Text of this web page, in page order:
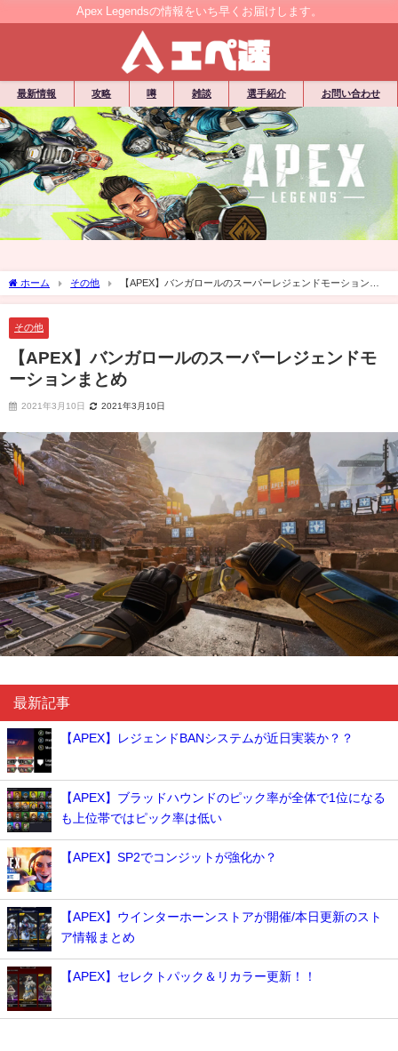
Apex Legendsの情報をいち早くお届けします。
最新情報 攻略 噂 雑談 選手紹介 お問い合わせ
ホーム その他
【APEX】バンガロールのスーパーレジェンドモーションま
とめ
その他
【APEX】バンガロールのスーパーレジェンドモ
ーションまとめ
2021年3月10日 2021年3月10日
最新記事
【APEX】レジェンドBANシステムが近日実装か？？
【APEX】ブラッドハウンドのピック率が全体で1位になる
も上位帯ではピック率は低い
【APEX】SP2でコンジットが強化か？
【APEX】ウインターホーンストアが開催/本日更新のスト
ア情報まとめ
【APEX】セレクトパック＆リカラー更新！！